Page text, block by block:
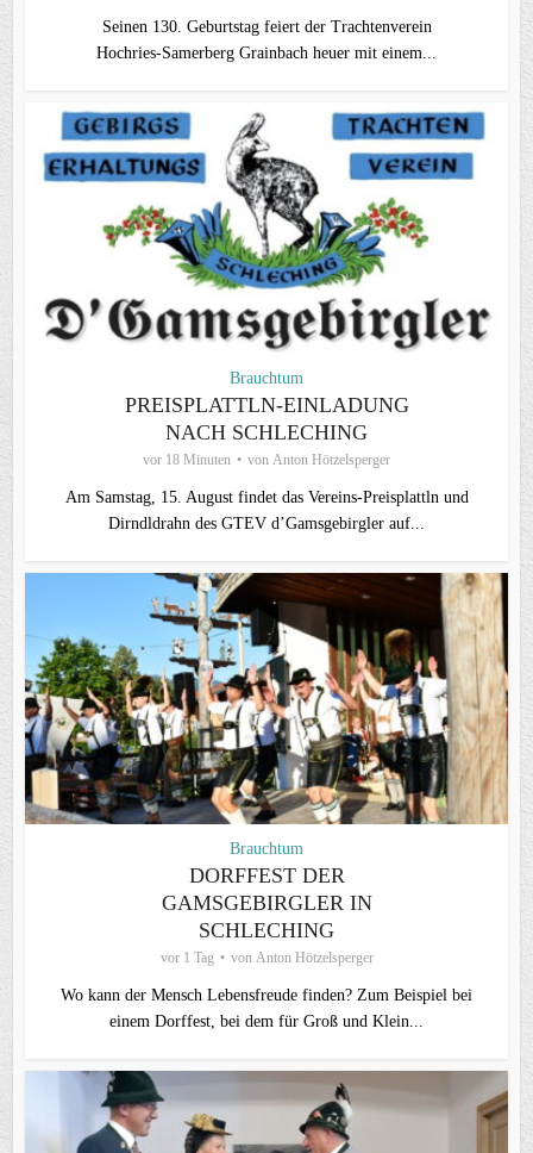
Seinen 130. Geburtstag feiert der Trachtenverein
Hochries‑Samerberg Grainbach heuer mit einem...
Brauchtum
PREISPLATTLN-EINLADUNG
NACH SCHLECHING
vor 18 Minuten von Anton Hötzelsperger
Am Samstag, 15. August findet das Vereins-Preisplattln und
Dirndldrahn des GTEV d’Gamsgebirgler auf...
Brauchtum
DORFFEST DER
GAMSGEBIRGLER IN
SCHLECHING
vor 1 Tag von Anton Hötzelsperger
Wo kann der Mensch Lebensfreude finden? Zum Beispiel bei
einem Dorffest, bei dem für Groß und Klein...